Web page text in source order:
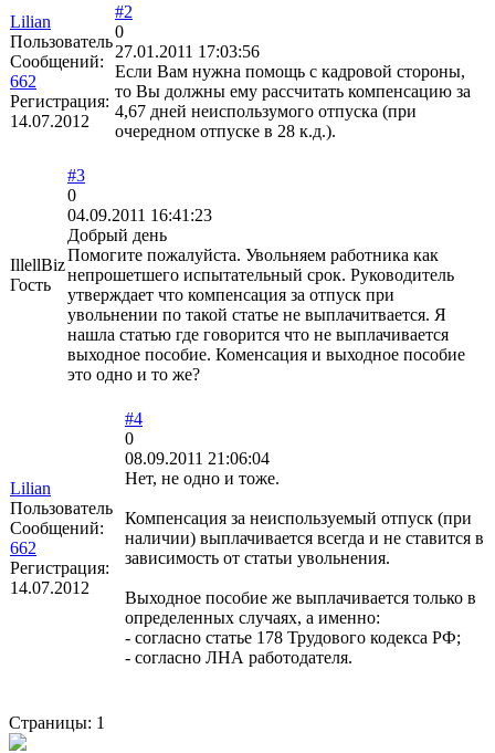
Lilian
Пользователь
Сообщений:
662
Регистрация:
14.07.2012
#2
0
27.01.2011 17:03:56
Если Вам нужна помощь с кадровой стороны,
то Вы должны ему рассчитать компенсацию за
4,67 дней неиспользумого отпуска (при
очередном отпуске в 28 к.д.).
IllellBiz
Гость
#3
0
04.09.2011 16:41:23
Добрый день
Помогите пожалуйста. Увольняем работника как
непрошетшего испытательный срок. Руководитель
утверждает что компенсация за отпуск при
увольнении по такой статье не выплачитвается. Я
нашла статью где говорится что не выплачивается
выходное пособие. Коменсация и выходное пособие
это одно и то же?
Lilian
Пользователь
Сообщений:
662
Регистрация:
14.07.2012
#4
0
08.09.2011 21:06:04
Нет, не одно и тоже.
Компенсация за неиспользуемый отпуск (при
наличии) выплачивается всегда и не ставится в
зависимость от статьи увольнения.
Выходное пособие же выплачивается только в
определенных случаях, а именно:
- согласно статье 178 Трудового кодекса РФ;
- согласно ЛНА работодателя.
Страницы: 1